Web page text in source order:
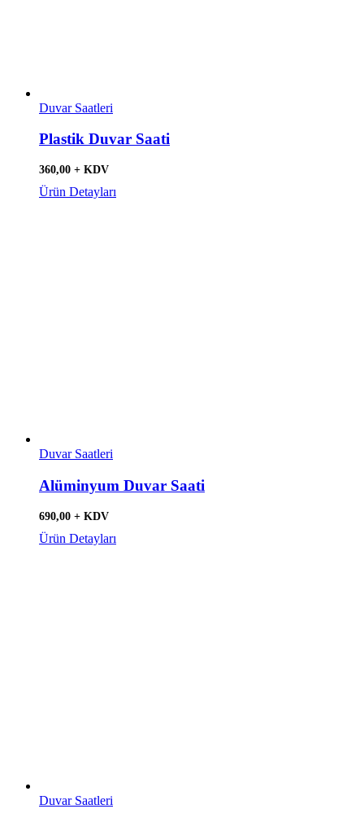
Duvar Saatleri
Plastik Duvar Saati
360,00 + KDV
Ürün Detayları
Duvar Saatleri
Alüminyum Duvar Saati
690,00 + KDV
Ürün Detayları
Duvar Saatleri